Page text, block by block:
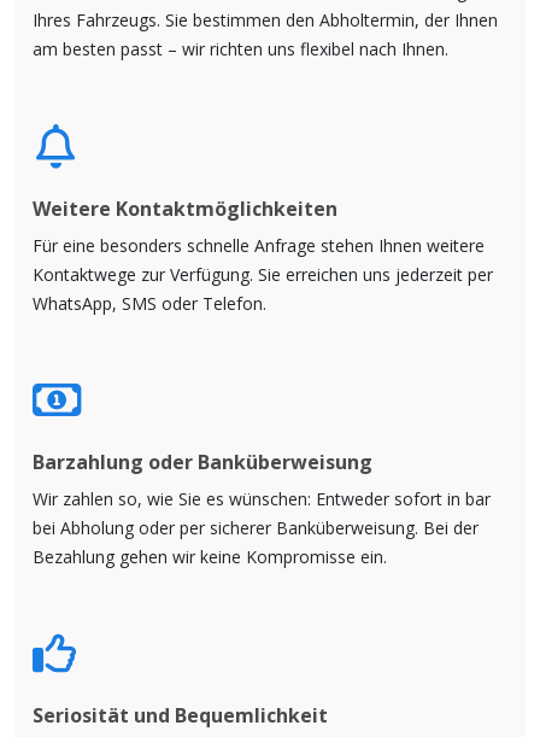
Ihres Fahrzeugs. Sie bestimmen den Abholtermin, der Ihnen
am besten passt – wir richten uns flexibel nach Ihnen.
Weitere Kontaktmöglichkeiten
Für eine besonders schnelle Anfrage stehen Ihnen weitere
Kontaktwege zur Verfügung. Sie erreichen uns jederzeit per
WhatsApp, SMS oder Telefon.
Barzahlung oder Banküberweisung
Wir zahlen so, wie Sie es wünschen: Entweder sofort in bar
bei Abholung oder per sicherer Banküberweisung. Bei der
Bezahlung gehen wir keine Kompromisse ein.
Seriosität und Bequemlichkeit